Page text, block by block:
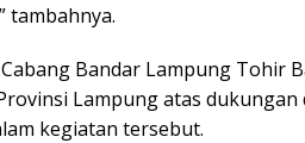
tambahnya.
Bandar Lampung Tohir
Lampung atas
kegiatan tersebut.